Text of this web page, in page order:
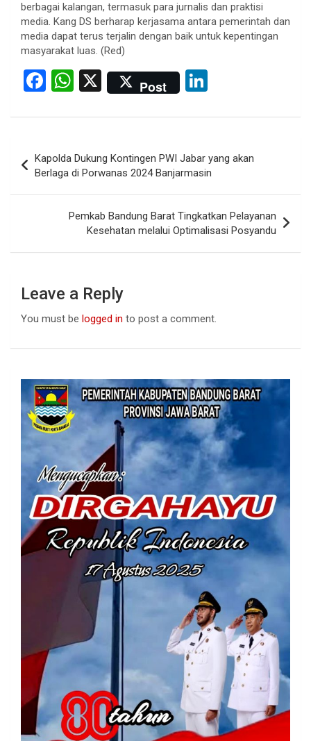
berbagai kalangan, termasuk para jurnalis dan praktisi
media. Kang DS berharap kerjasama antara pemerintah dan
media dapat terus terjalin dengan baik untuk kepentingan
masyarakat luas. (Red)
F
ce
o
o
W
at
s
A
p
p
X Post
ke
n
navigation
Kapolda Dukung Kontingen PWI Jabar yang akan
Berlaga di Porwanas 2024 Banjarmasin
Pemkab Bandung Barat Tingkatkan Pelayanan
Kesehatan melalui Optimalisasi Posyandu
Leave a Reply
You must be logged in to post a comment.